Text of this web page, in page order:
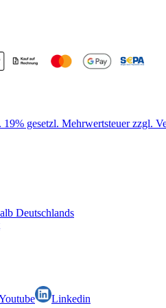
gesetzl. Mehrwertsteuer zzgl.
Deutschlands
Linkedin